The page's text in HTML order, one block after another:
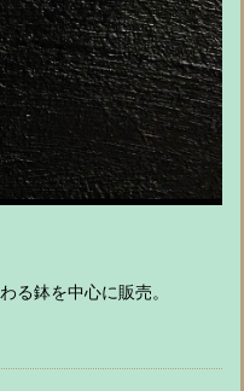
る鉢を中心に販売。